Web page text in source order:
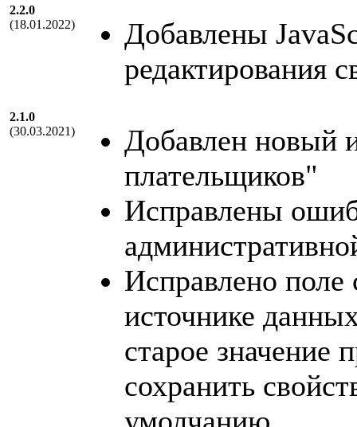
2.2.0
(18.01.2022)
Добавлены
редактирования
2.1.0
(30.03.2021)
Добавлен новый
плательщиков"
Исправлены
Исправлено
источнике
старое значение
сохранить